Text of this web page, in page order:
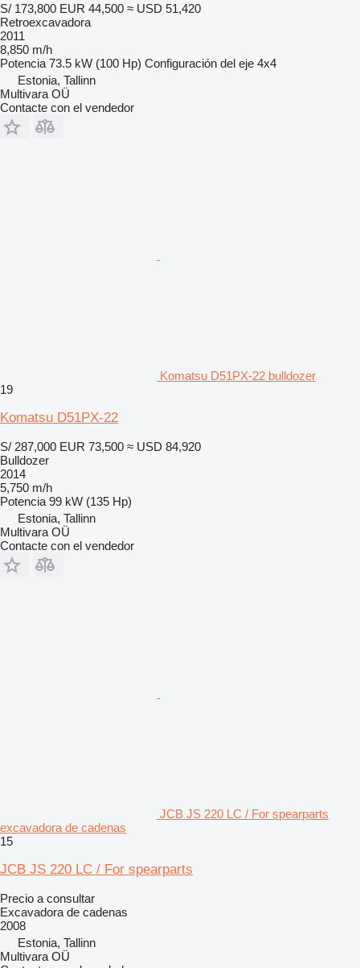
S/ 173,800 EUR 44,500 ≈ USD 51,420
Retroexcavadora
2011
8,850 m/h
Potencia 73.5 kW (100 Hp) Configuración del eje 4x4
Estonia, Tallinn
Multivara OÜ
Contacte con el vendedor
Komatsu D51PX-22 bulldozer
19
Komatsu D51PX-22
S/ 287,000 EUR 73,500 ≈ USD 84,920
Bulldozer
2014
5,750 m/h
Potencia 99 kW (135 Hp)
Estonia, Tallinn
Multivara OÜ
Contacte con el vendedor
JCB JS 220 LC / For spearparts
excavadora de cadenas
15
JCB JS 220 LC / For spearparts
Precio a consultar
Excavadora de cadenas
2008
Estonia, Tallinn
Multivara OÜ